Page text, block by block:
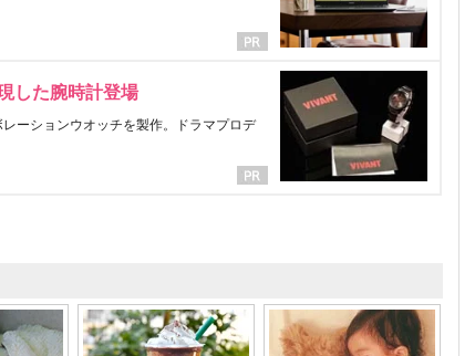
した腕時計登場
ーションウオッチを製作。ドラマプロデ